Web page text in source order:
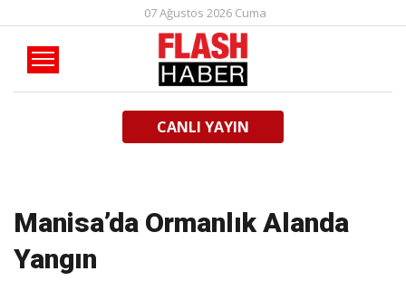
07 Ağustos 2026 Cuma
CANLI YAYIN
Manisa’da Ormanlık Alanda
Yangın